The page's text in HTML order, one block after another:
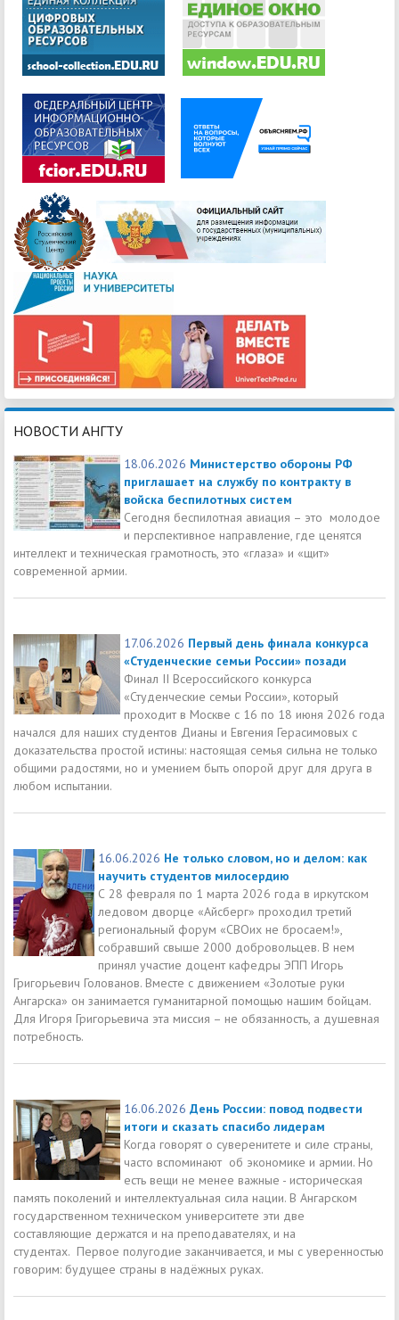
НОВОСТИ АНГТУ
18.06.2026 Министерство обороны РФ
приглашает на службу по контракту в
войска беспилотных систем
Сегодня беспилотная авиация – это молодое
и перспективное направление, где ценятся
интеллект и техническая грамотность, это «глаза» и «щит»
современной армии.
17.06.2026 Первый день финала конкурса
«Студенческие семьи России» позади
Финал II Всероссийского конкурса
«Студенческие семьи России», который
проходит в Москве с 16 по 18 июня 2026 года
начался для наших студентов Дианы и Евгения Герасимовых с
доказательства простой истины: настоящая семья сильна не только
общими радостями, но и умением быть опорой друг для друга в
любом испытании.
16.06.2026 Не только словом, но и делом: как
научить студентов милосердию
С 28 февраля по 1 марта 2026 года в иркутском
ледовом дворце «Айсберг» проходил третий
региональный форум «СВОих не бросаем!»,
собравший свыше 2000 добровольцев. В нем
принял участие доцент кафедры ЭПП Игорь
Григорьевич Голованов. Вместе с движением «Золотые руки
Ангарска» он занимается гуманитарной помощью нашим бойцам.
Для Игоря Григорьевича эта миссия – не обязанность, а душевная
потребность.
16.06.2026 День России: повод подвести
итоги и сказать спасибо лидерам
Когда говорят о суверенитете и силе страны,
часто вспоминают об экономике и армии. Но
есть вещи не менее важные - историческая
память поколений и интеллектуальная сила нации. В Ангарском
государственном техническом университете эти две
составляющие держатся и на преподавателях, и на
студентах. Первое полугодие заканчивается, и мы с уверенностью
говорим: будущее страны в надёжных руках.